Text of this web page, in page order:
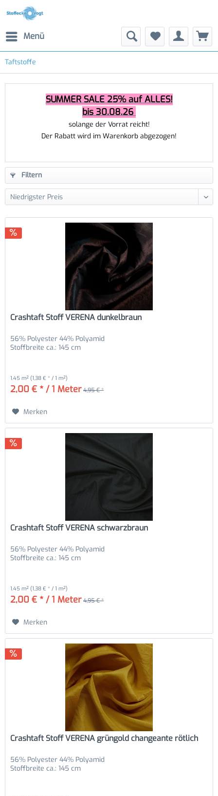
Menü
Taftstoffe
SUMMER SALE 25% auf ALLES!
bis 30.08.26
solange der Vorrat reicht!
Der Rabatt wird im Warenkorb abgezogen!
Filtern
Crashtaft Stoff VERENA dunkelbraun
56% Polyester 44% Polyamid
Stoffbreite ca.: 145 cm
1.45 m² (1,38 € * / 1 m²)
2,00 € * / 1 Meter 4,95 € *
Merken
Crashtaft Stoff VERENA schwarzbraun
56% Polyester 44% Polyamid
Stoffbreite ca.: 145 cm
1.45 m² (1,38 € * / 1 m²)
2,00 € * / 1 Meter 4,95 € *
Merken
Crashtaft Stoff VERENA grüngold changeante rötlich
56% Polyester 44% Polyamid
Stoffbreite ca.: 145 cm